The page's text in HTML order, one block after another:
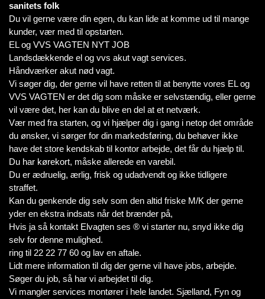
sanitets folk
Du vil gerne være din egen, du kan lide at komme ud til mange
kunder, vær med til opstarten.
EL og VVS VAGTEN NYT JOB
Landsdækkende el og vvs akut vagt services.
Håndværker akut nød vagt.
Vi søger dig, der gerne vil have retten til at benytte vores EL og
VVS VAGTEN er det dig som måske er selvstændig, eller gerne
vil være det, her kan du blive en del at et netværk.
Vær med fra starten, og vi hjælper dig i gang i netop det område
du ønsker, vi sørger for din markedsføring, du behøver ikke
have det store kendskab til kontor arbejde, det får du hjælp til.
Du har kørekort, måske allerede en varebil.
Du er ædruelig, ærlig, frisk og udadvendt og ikke tidligere
straffet.
Kan du genkende dig selv som den altid friske M/K der gerne
yder en ekstra indsats når det brænder på,
Hvis ja så kontakt Elvagten ses ® vi starter nu, snyd ikke dig
selv for denne mulighed.
ring til 22 22 77 60 og lav en aftale.
Lidt mere information til dig der gerne vil have jobs, arbejde.
Søger du job, så har vi arbejdet til dig.
Vi mangler services montører i hele landet. Sjælland, Fyn og